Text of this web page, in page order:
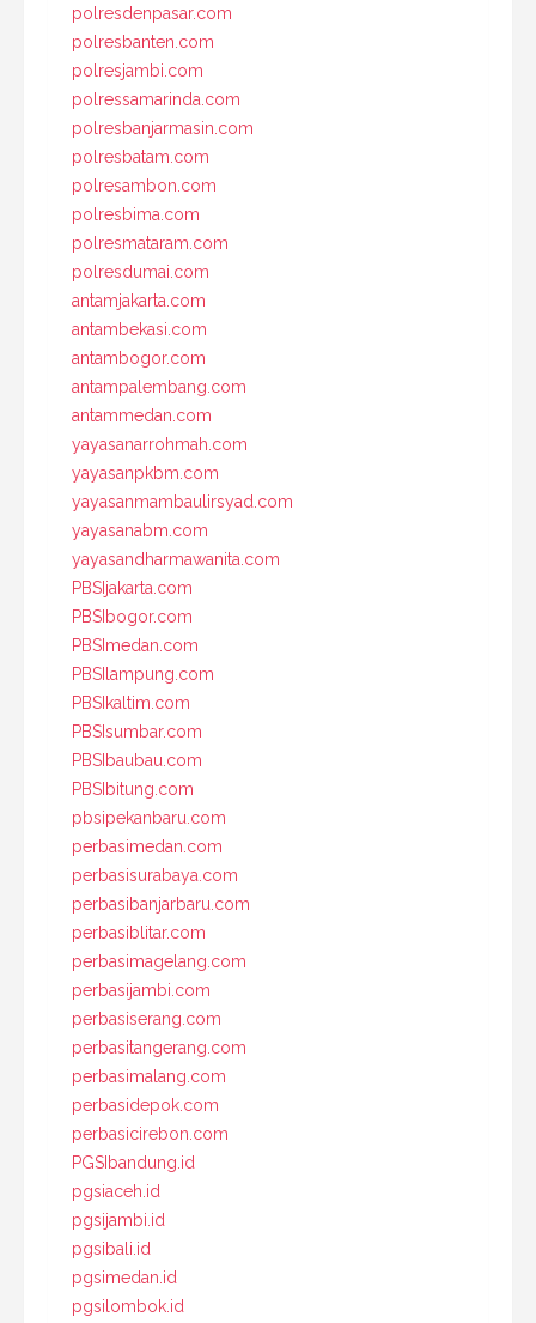
polresdenpasar.com
polresbanten.com
polresjambi.com
polressamarinda.com
polresbanjarmasin.com
polresbatam.com
polresambon.com
polresbima.com
polresmataram.com
polresdumai.com
antamjakarta.com
antambekasi.com
antambogor.com
antampalembang.com
antammedan.com
yayasanarrohmah.com
yayasanpkbm.com
yayasanmambaulirsyad.com
yayasanabm.com
yayasandharmawanita.com
PBSIjakarta.com
PBSIbogor.com
PBSImedan.com
PBSIlampung.com
PBSIkaltim.com
PBSIsumbar.com
PBSIbaubau.com
PBSIbitung.com
pbsipekanbaru.com
perbasimedan.com
perbasisurabaya.com
perbasibanjarbaru.com
perbasiblitar.com
perbasimagelang.com
perbasijambi.com
perbasiserang.com
perbasitangerang.com
perbasimalang.com
perbasidepok.com
perbasicirebon.com
PGSIbandung.id
pgsiaceh.id
pgsijambi.id
pgsibali.id
pgsimedan.id
pgsilombok.id